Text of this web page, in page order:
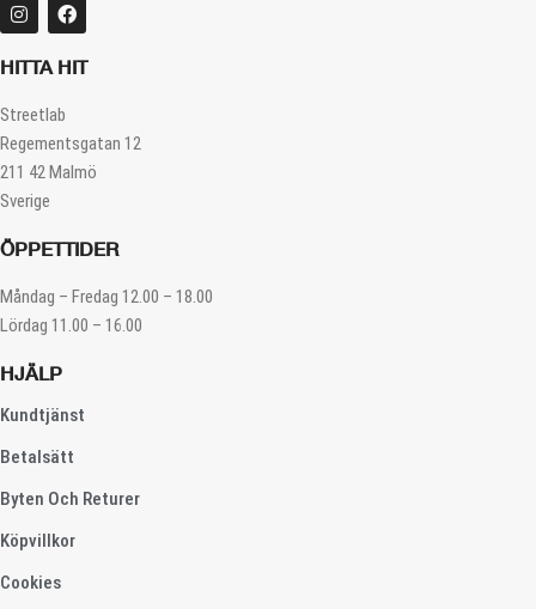
HITTA HIT
Streetlab
Regementsgatan 12
211 42 Malmö
Sverige
ÖPPETTIDER
Måndag – Fredag 12.00 – 18.00
Lördag 11.00 – 16.00
HJÄLP
Kundtjänst
Betalsätt
Byten Och Returer
Köpvillkor
Cookies